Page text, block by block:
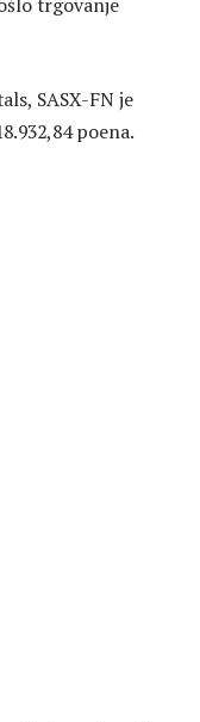
SASX-FN je
poena.